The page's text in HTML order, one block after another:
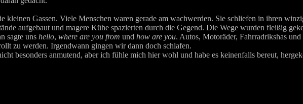
Gassen. Viele Menschen waren gerade am wachwerden. Sie schliefen in ihren
aufgebaut und magere Kühe spazierten durch die Gegend. Die Wege wurden fleißig
sagte uns hello, where are you from und how are you. Autos, Motoräder, Fahrradrikshas
zu werden. Irgendwann gingen wir dann doch schlafen.
besonders anmutend, aber ich fühle mich hier wohl und habe es keinenfalls bereut,